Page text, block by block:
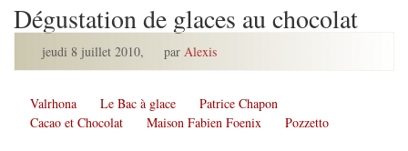
Dégustation de glaces au chocolat
jeudi 8 juillet 2010, par Alexis
Valrhona Le Bac à glace
Patrice Chapon
Cacao et Chocolat
Maison Fabien Foenix Pozzetto